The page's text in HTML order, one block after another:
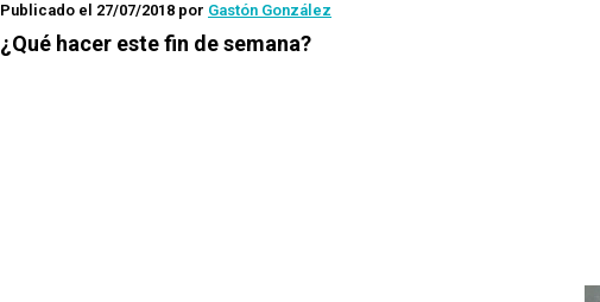
Publicado el 27/07/2018 por Gastón González
¿Qué hacer este fin de semana?